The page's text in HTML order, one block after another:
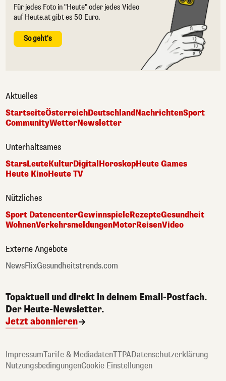
Für jedes Foto in "Heute" oder jedes Video
auf Heute.at gibt es 50 Euro.
So geht's
Aktuelles
StartseiteÖsterreichDeutschlandNachrichtenSport
CommunityWetterNewsletter
Unterhaltsames
StarsLeuteKulturDigital HoroskopHeute Games
Heute KinoHeute TV
Nützliches
Sport DatencenterGewinnspieleRezepteGesundheit
WohnenVerkehrsmeldungenMotorReisenVideo
Externe Angebote
NewsFlixGesundheitstrends.com
Topaktuell und direkt in deinem Email-Postfach.
Der Heute-Newsletter.
Jetzt abonnieren
ImpressumTarife & MediadatenTTPADatenschutzerklärung
NutzungsbedingungenCookie Einstellungen